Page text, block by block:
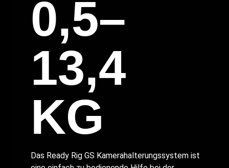
0,5–
13,4
KG
Das Ready Rig GS Kamerahalterungssystem ist